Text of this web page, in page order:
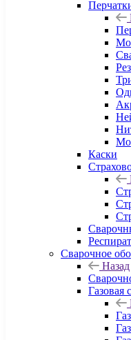
Каски
Сварочное
Назад
Газовая